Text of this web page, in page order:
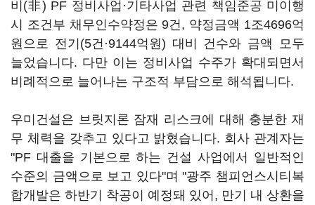
비(非) PF 정비사업·기타사업 관련 책임준공 미이행
시 조건부 채무인수약정은 9건, 약정금액 1조4696억
원으로 전기(5건·9144억원) 대비 건수와 금액 모두
늘었습니다. 다만 이는 정비사업 수주가 확대되면서
비례적으로 늘어나는 구조적 부담으로 해석됩니다.
우미건설은 브릿지론 잠재 리스크에 대해 충분한 재
무 체력을 갖추고 있다고 밝혔습니다. 회사 관계자는
"PF 대출을 기본으로 하는 건설 사업에서 일반적인
수준의 금액으로 보고 있다"며 "광주 챔피언스시티복
합개발은 하반기 착공이 예정돼 있어, 만기 내 상환을